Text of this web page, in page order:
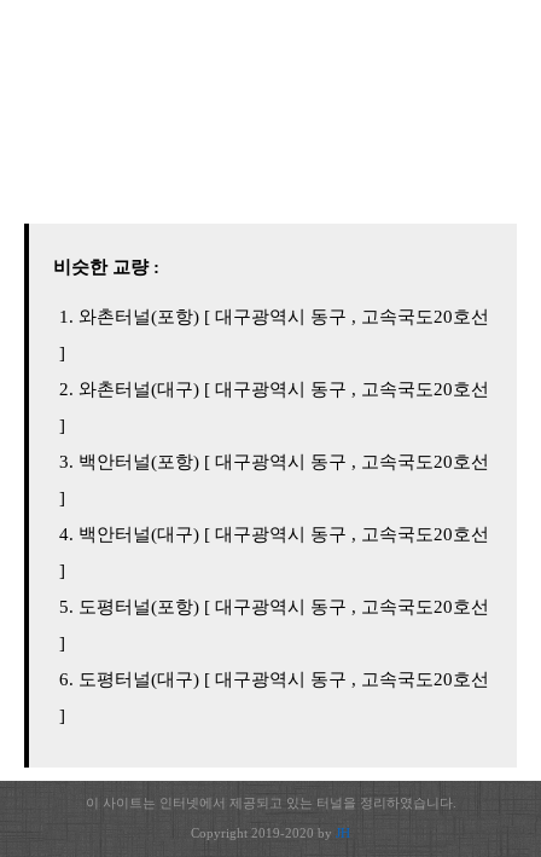
비슷한 교량 :
와촌터널(포항) [ 대구광역시 동구 , 고속국도20호선
]
와촌터널(대구) [ 대구광역시 동구 , 고속국도20호선
]
백안터널(포항) [ 대구광역시 동구 , 고속국도20호선
]
백안터널(대구) [ 대구광역시 동구 , 고속국도20호선
]
도평터널(포항) [ 대구광역시 동구 , 고속국도20호선
]
도평터널(대구) [ 대구광역시 동구 , 고속국도20호선
]
이 사이트는 인터넷에서 제공되고 있는 터널을 정리하였습니다.
Copyright 2019-2020 by JH